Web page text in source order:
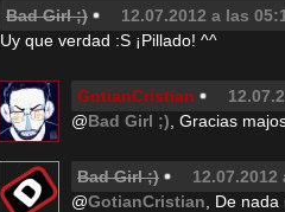
Bad Girl ;) 12.07.2012 a las
Uy que verdad :S ¡Pillado! ^^
GotianCristian
@Bad Girl ;) , Gracias
Bad Girl ;) 12.07.2012
@GotianCristian , De